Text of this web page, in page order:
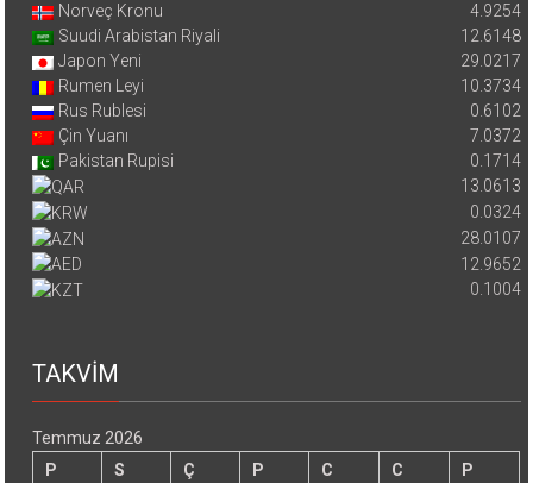
Norveç Kronu
4.9254
Suudi Arabistan Riyali
12.6148
Japon Yeni
29.0217
Rumen Leyi
10.3734
Rus Rublesi
0.6102
Çin Yuanı
7.0372
Pakistan Rupisi
0.1714
13.0613
0.0324
28.0107
12.9652
0.1004
TAKVİM
Temmuz 2026
P
S Ç P C C
P